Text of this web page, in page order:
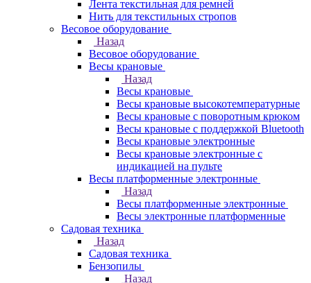
Лента текстильная для ремней
Нить для текстильных стропов
Весовое оборудование
Назад
Весовое оборудование
Весы крановые
Назад
Весы крановые
Весы крановые высокотемпературные
Весы крановые с поворотным крюком
Весы крановые с поддержкой Bluetooth
Весы крановые электронные
Весы крановые электронные с
индикацией на пульте
Весы платформенные электронные
Назад
Весы платформенные электронные
Весы электронные платформенные
Садовая техника
Назад
Садовая техника
Бензопилы
Назад